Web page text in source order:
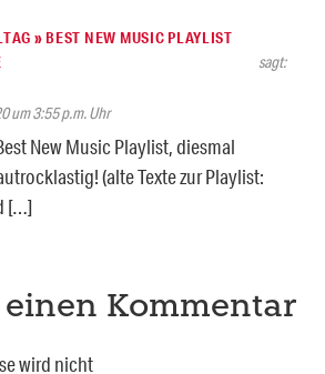
» BEST NEW MUSIC PLAYLIST
sagt:
um 3:55 p.m. Uhr
New Music Playlist, diesmal
(alte Texte zur Playlist:
[…]
einen Kommentar
wird nicht